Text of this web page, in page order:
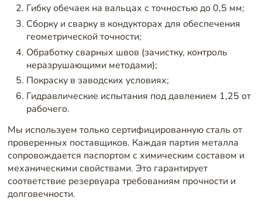
Гибку обечаек на вальцах с точностью до 0,5 мм;
Сборку и сварку в кондукторах для обеспечения
геометрической точности;
Обработку сварных швов (зачистку, контроль
неразрушающими методами);
Покраску в заводских условиях;
Гидравлические испытания под давлением 1,25 от
рабочего.
Мы используем только сертифицированную сталь от
проверенных поставщиков. Каждая партия металла
сопровождается паспортом с химическим составом и
механическими свойствами. Это гарантирует
соответствие резервуара требованиям прочности и
долговечности.